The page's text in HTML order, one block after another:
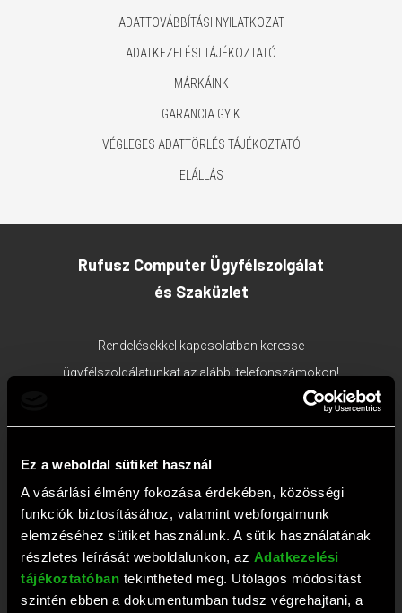
Ez a weboldal sütiket használ
A vásárlási élmény fokozása érdekében, közösségi
funkciók biztosításához, valamint webforgalmunk
elemzéséhez sütiket használunk. A sütik használatának
részletes leírását weboldalunkon, az Adatkezelési
tájékoztatóban tekintheted meg. Utólagos módosítást
szintén ebben a dokumentumban tudsz végrehajtani, a
ADATTOVÁBBÍTÁSI NYILATKOZAT
ADATKEZELÉSI TÁJÉKOZTATÓ
MÁRKÁINK
GARANCIA GYIK
VÉGLEGES ADATTÖRLÉS TÁJÉKOZTATÓ
ELÁLLÁS
Rufusz Computer Ügyfélszolgálat
és Szaküzlet
Rendelésekkel kapcsolatban keresse
ügyfélszolgálatunkat az alábbi telefonszámokon!
1117 Budapest, Bercsényi utca 19/a.
Ügyfélszolgálat tel:+36 1 203 0382;
E-mail:
webaruhaz@rufusz.hu
Nyitva: Hétfő-Péntek 10-19; Szombat 9-13 óráig
Rufusz Computer Szerviz